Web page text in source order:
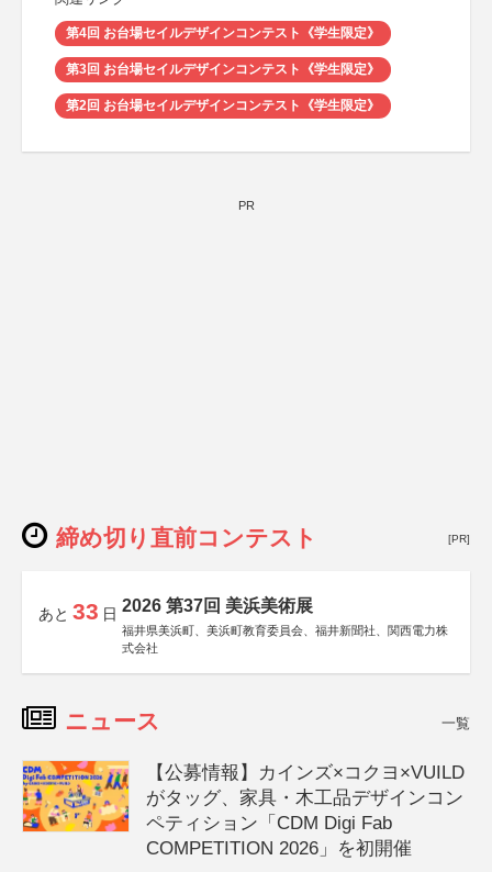
第4回 お台場セイルデザインコンテスト《学生限定》
第3回 お台場セイルデザインコンテスト《学生限定》
第2回 お台場セイルデザインコンテスト《学生限定》
PR
締め切り直前コンテスト [PR]
あと 33 日 2026 第37回 美浜美術展
福井県美浜町、美浜町教育委員会、福井新聞社、関西電力株
式会社
ニュース 一覧
【公募情報】カインズ×コクヨ×VUILD
がタッグ、家具・木工品デザインコン
ペティション「CDM Digi Fab
COMPETITION 2026」を初開催